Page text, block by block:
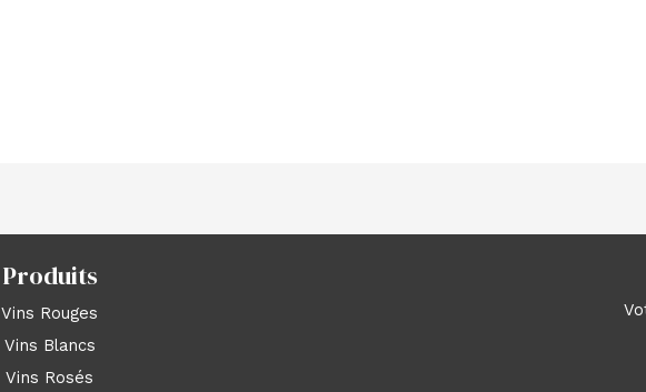
Produits
Vins Rouges
Vins Blancs
Vins Rosés